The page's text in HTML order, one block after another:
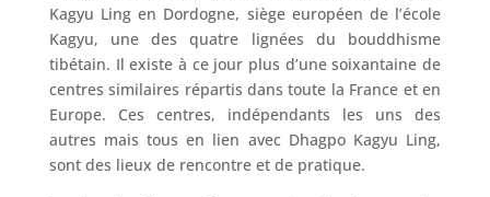
Kagyu Ling en Dordogne, siège européen de l’école
Kagyu, une des quatre lignées du bouddhisme
tibétain. Il existe à ce jour plus d’une soixantaine de
centres similaires répartis dans toute la France et en
Europe. Ces centres, indépendants les uns des
autres mais tous en lien avec Dhagpo Kagyu Ling,
sont des lieux de rencontre et de pratique.